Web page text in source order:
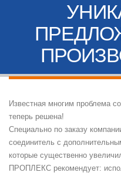
Известная многим проблема
теперь решена!
Специально по заказу
соединитель с
которые существенно
ПРОПЛЕКС рекомендует: